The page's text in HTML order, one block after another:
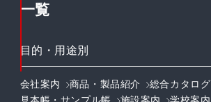
一覧
目的・用途別
会社案内 商品・製品紹介 総合カタログ